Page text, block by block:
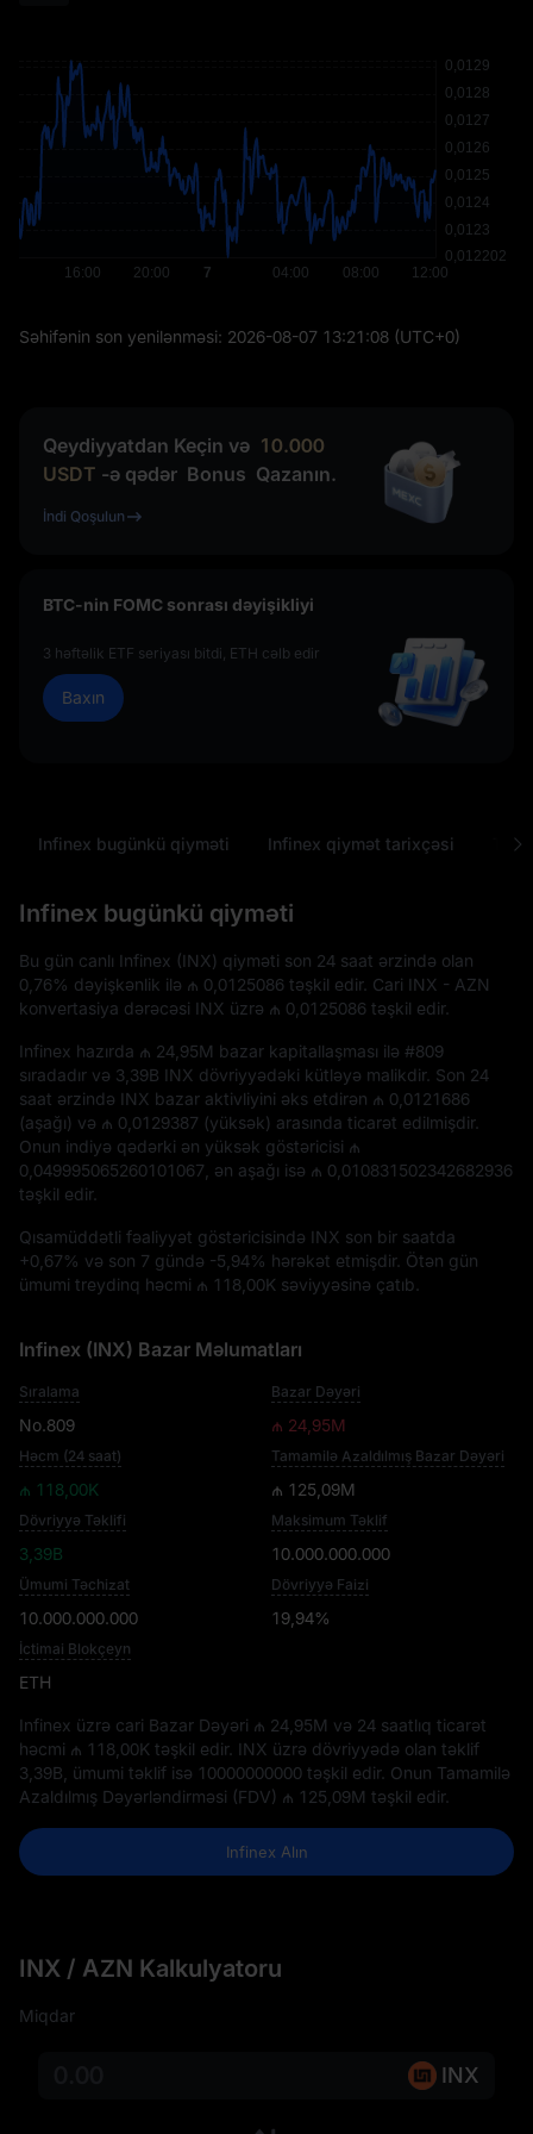
Səhifənin son yenilənməsi: 2026-08-07 13:21:08 (UTC+0)
Qeydiyyatdan Keçin və 10.000
USDT -ə qədər Bonus Qazanın.
İndi Qoşulun
BTC-nin FOMC sonrası dəyişikliyi
3 həftəlik ETF seriyası bitdi, ETH cəlb edir
Baxın
Infinex bugünkü qiyməti Infinex qiymət tarixçəsi
Infinex bugünkü qiyməti
Bu gün canlı Infinex (INX) qiyməti son 24 saat ərzində olan
0,76% dəyişkənlik ilə ₼ 0,0125086 təşkil edir. Cari INX - AZN
konvertasiya dərəcəsi INX üzrə ₼ 0,0125086 təşkil edir.
Infinex hazırda ₼ 24,95M bazar kapitallaşması ilə #809
sıradadır və 3,39B INX dövriyyədəki kütləyə malikdir. Son 24
saat ərzində INX bazar aktivliyini əks etdirən ₼ 0,0121686
(aşağı) və ₼ 0,0129387 (yüksək) arasında ticarət edilmişdir.
Onun indiyə qədərki ən yüksək göstəricisi ₼
0,049995065260101067 , ən aşağı isə ₼ 0,010831502342682936
təşkil edir.
Qısamüddətli fəaliyyət göstəricisində INX son bir saatda
+0,67% və son 7 gündə -5,94% hərəkət etmişdir. Ötən gün
ümumi treydinq həcmi ₼ 118,00K səviyyəsinə çatıb.
Infinex (INX) Bazar Məlumatları
Sıralama
No.809
Bazar Dəyəri
₼ 24,95M
Həcm (24 saat)
₼ 118,00K
Tamamilə Azaldılmış Bazar Dəyəri
₼ 125,09M
Dövriyyə Təklifi
3,39B
Maksimum Təklif
10.000.000.000
Ümumi Təchizat
10.000.000.000
Dövriyyə Faizi
19,94%
İctimai Blokçeyn
ETH
Infinex üzrə cari Bazar Dəyəri ₼ 24,95M və 24 saatlıq ticarət
həcmi ₼ 118,00K təşkil edir. INX üzrə dövriyyədə olan təklif
3,39B , ümumi təklif isə 10000000000 təşkil edir. Onun Tamamilə
Azaldılmış Dəyərləndirməsi (FDV) ₼ 125,09M təşkil edir.
Infinex Alın
INX / AZN Kalkulyatoru
Miqdar
INX